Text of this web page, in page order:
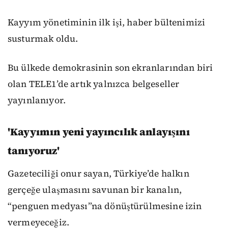
Kayyım yönetiminin ilk işi, haber bültenimizi
susturmak oldu.
Bu ülkede demokrasinin son ekranlarından biri
olan TELE1’de artık yalnızca belgeseller
yayınlanıyor.
'Kayyımın yeni yayıncılık anlayışını
tanıyoruz'
Gazeteciliği onur sayan, Türkiye’de halkın
gerçeğe ulaşmasını savunan bir kanalın,
“penguen medyası”na dönüştürülmesine izin
vermeyeceğiz.